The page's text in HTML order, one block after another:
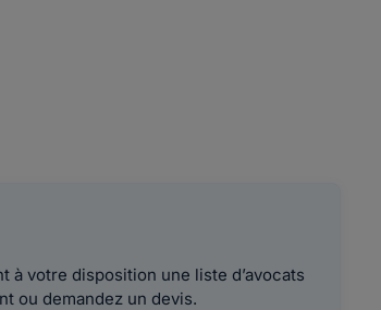
votre disposition une liste d’avocats
ou demandez un devis.